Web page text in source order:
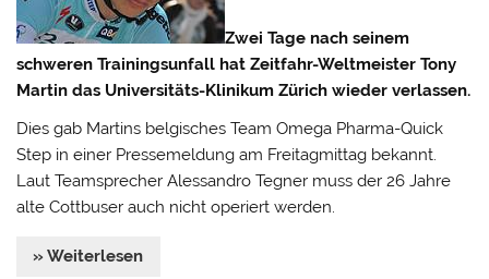
Zwei Tage nach seinem
schweren Trainingsunfall hat Zeitfahr-Weltmeister Tony
Martin das Universitäts-Klinikum Zürich wieder verlassen.
Dies gab Martins belgisches Team Omega Pharma-Quick
Step in einer Pressemeldung am Freitagmittag bekannt.
Laut Teamsprecher Alessandro Tegner muss der 26 Jahre
alte Cottbuser auch nicht operiert werden.
» Weiterlesen